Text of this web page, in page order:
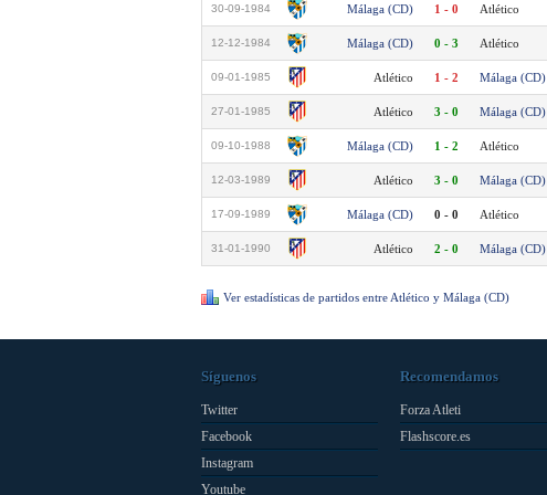
30-09-1984 Málaga (CD) 1 - 0 Atlético
12-12-1984 Málaga (CD) 0 - 3 Atlético
09-01-1985 Atlético 1 - 2 Málaga (CD)
27-01-1985 Atlético 3 - 0 Málaga (CD)
09-10-1988 Málaga (CD) 1 - 2 Atlético
12-03-1989 Atlético 3 - 0 Málaga (CD)
17-09-1989 Málaga (CD) 0 - 0 Atlético
31-01-1990 Atlético 2 - 0 Málaga (CD)
Ver estadísticas de partidos entre Atlético y Málaga (CD)
Síguenos
Twitter
Facebook
Instagram
Youtube
Recomendamos
Forza Atleti
Flashscore.es